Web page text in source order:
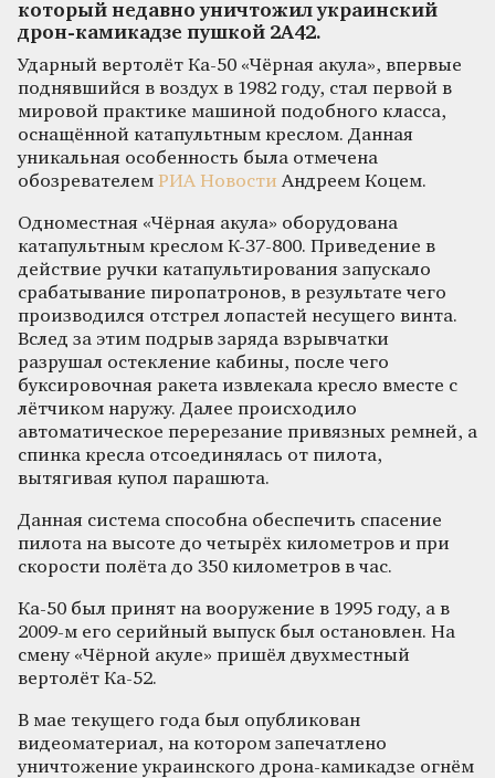
который недавно уничтожил украинский
дрон-камикадзе пушкой 2А42.
Ударный вертолёт Ка-50 «Чёрная акула», впервые
поднявшийся в воздух в 1982 году, стал первой в
мировой практике машиной подобного класса,
оснащённой катапультным креслом. Данная
уникальная особенность была отмечена
обозревателем РИА Новости Андреем Коцем.
Одноместная «Чёрная акула» оборудована
катапультным креслом К-37-800. Приведение в
действие ручки катапультирования запускало
срабатывание пиропатронов, в результате чего
производился отстрел лопастей несущего винта.
Вслед за этим подрыв заряда взрывчатки
разрушал остекление кабины, после чего
буксировочная ракета извлекала кресло вместе с
лётчиком наружу. Далее происходило
автоматическое перерезание привязных ремней, а
спинка кресла отсоединялась от пилота,
вытягивая купол парашюта.
Данная система способна обеспечить спасение
пилота на высоте до четырёх километров и при
скорости полёта до 350 километров в час.
Ка-50 был принят на вооружение в 1995 году, а в
2009-м его серийный выпуск был остановлен. На
смену «Чёрной акуле» пришёл двухместный
вертолёт Ка-52.
В мае текущего года был опубликован
видеоматериал, на котором запечатлено
уничтожение украинского дрона-камикадзе огнём